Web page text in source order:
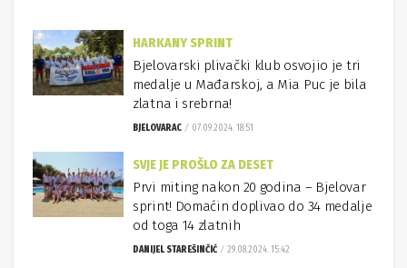
HARKANY SPRINT
Bjelovarski plivački klub osvojio je tri
medalje u Mađarskoj, a Mia Puc je bila
zlatna i srebrna!
BJELOVARAC 07.09.2024. 18:51
SVJE JE PROŠLO ZA DESET
Prvi miting nakon 20 godina – Bjelovar
sprint! Domaćin doplivao do 34 medalje
od toga 14 zlatnih
DANIJEL STAREŠINČIĆ 29.08.2024. 15:42